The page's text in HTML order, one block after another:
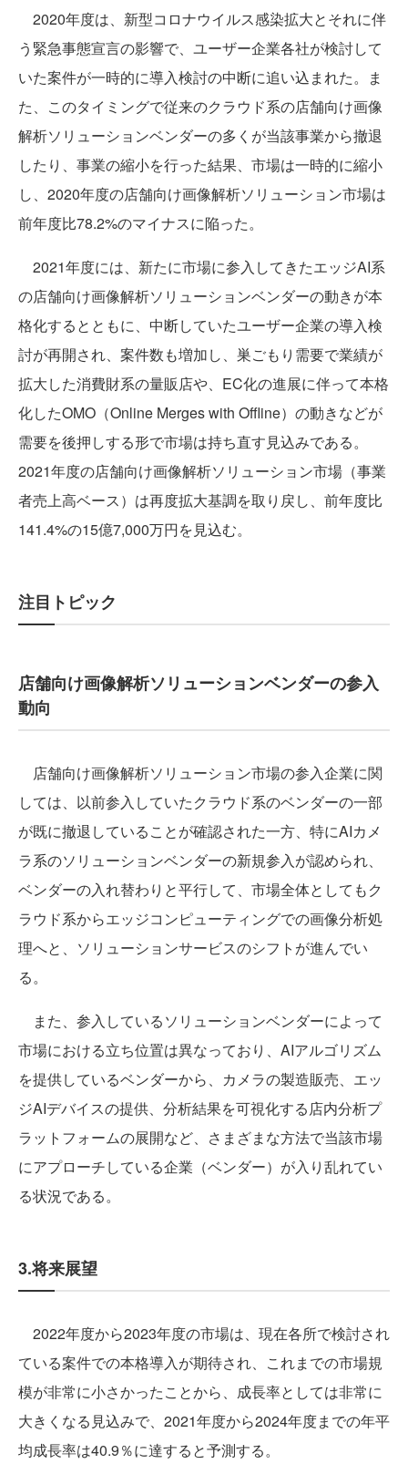
2020年度は、新型コロナウイルス感染拡大とそれに伴
う緊急事態宣言の影響で、ユーザー企業各社が検討して
いた案件が一時的に導入検討の中断に追い込まれた。ま
た、このタイミングで従来のクラウド系の店舗向け画像
解析ソリューションベンダーの多くが当該事業から撤退
したり、事業の縮小を行った結果、市場は一時的に縮小
し、2020年度の店舗向け画像解析ソリューション市場は
前年度比78.2%のマイナスに陥った。
2021年度には、新たに市場に参入してきたエッジAI系
の店舗向け画像解析ソリューションベンダーの動きが本
格化するとともに、中断していたユーザー企業の導入検
討が再開され、案件数も増加し、巣ごもり需要で業績が
拡大した消費財系の量販店や、EC化の進展に伴って本格
化したOMO（Online Merges with Offline）の動きなどが
需要を後押しする形で市場は持ち直す見込みである。
2021年度の店舗向け画像解析ソリューション市場（事業
者売上高ベース）は再度拡大基調を取り戻し、前年度比
141.4%の15億7,000万円を見込む。
注目トピック
店舗向け画像解析ソリューションベンダーの参入
動向
店舗向け画像解析ソリューション市場の参入企業に関
しては、以前参入していたクラウド系のベンダーの一部
が既に撤退していることが確認された一方、特にAIカメ
ラ系のソリューションベンダーの新規参入が認められ、
ベンダーの入れ替わりと平行して、市場全体としてもク
ラウド系からエッジコンピューティングでの画像分析処
理へと、ソリューションサービスのシフトが進んでい
る。
また、参入しているソリューションベンダーによって
市場における立ち位置は異なっており、AIアルゴリズム
を提供しているベンダーから、カメラの製造販売、エッ
ジAIデバイスの提供、分析結果を可視化する店内分析プ
ラットフォームの展開など、さまざまな方法で当該市場
にアプローチしている企業（ベンダー）が入り乱れてい
る状況である。
3.将来展望
2022年度から2023年度の市場は、現在各所で検討され
ている案件での本格導入が期待され、これまでの市場規
模が非常に小さかったことから、成長率としては非常に
大きくなる見込みで、2021年度から2024年度までの年平
均成長率は40.9％に達すると予測する。